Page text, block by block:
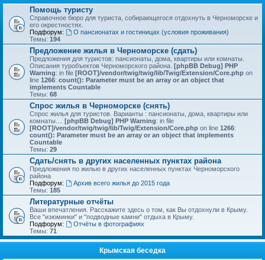
Помощь туристу
Справочное бюро для туриста, собирающегося отдохнуть в Черноморске и
его окрестностях.
Подфорум:
О пансионатах и гостиницах (условия проживания)
Темы: 194
Предложение жилья в Черноморске (сдать)
Предложения для туристов: пансионаты, дома, квартиры или комнаты.
Описания туробъектов Черноморского района. [phpBB Debug] PHP
Warning: in file [ROOT]/vendor/twig/twig/lib/Twig/Extension/Core.php on
line 1266: count(): Parameter must be an array or an object that
implements Countable
Темы: 68
Спрос жилья в Черноморске (снять)
Спрос жилья для туристов. Варианты : пансионаты, дома, квартиры или
комнаты.... [phpBB Debug] PHP Warning: in file
[ROOT]/vendor/twig/twig/lib/Twig/Extension/Core.php on line 1266:
count(): Parameter must be an array or an object that implements
Countable
Темы: 29
Сдать/снять в других населенных пунктах района
Предложения по жилью в других населенных пунктах Черноморского
района
Подфорум:
Архив всего жилья до 2015 года
Темы: 185
Литературные отчёты
Ваши впечатления. Расскажите здесь о том, как Вы отдохнули в Крыму.
Все "изюминки" и "подводные камни" отдыха в Крыму.
Подфорум:
Отчёты в фотографиях
Темы: 71
Крымская беседка